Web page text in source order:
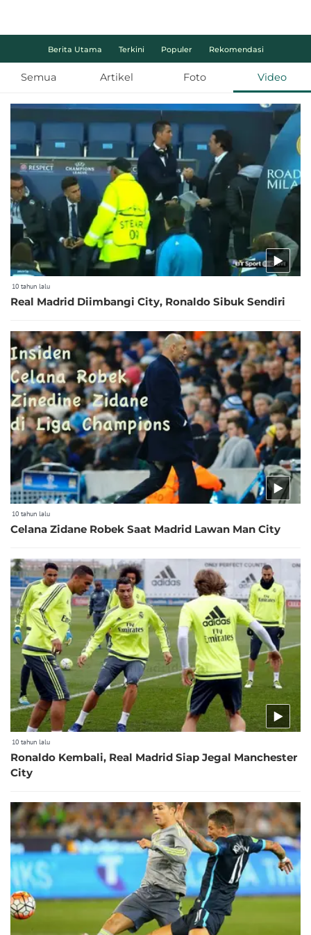
Berita Utama Terkini Populer Rekomendasi
Semua Artikel Foto Video
10 tahun lalu
Real Madrid Diimbangi City, Ronaldo Sibuk Sendiri
10 tahun lalu
Celana Zidane Robek Saat Madrid Lawan Man City
10 tahun lalu
Ronaldo Kembali, Real Madrid Siap Jegal Manchester
City